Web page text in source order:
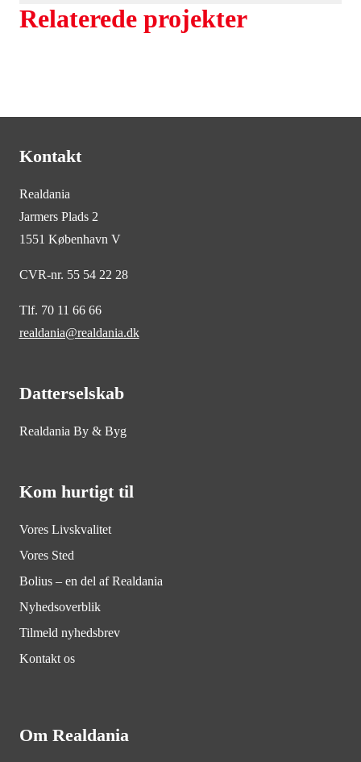
Relaterede projekter
Kontakt
Realdania
Jarmers Plads 2
1551 København V
CVR-nr. 55 54 22 28
Tlf. 70 11 66 66
realdania@realdania.dk
Datterselskab
Realdania By & Byg
Kom hurtigt til
Vores Livskvalitet
Vores Sted
Bolius – en del af Realdania
Nyhedsoverblik
Tilmeld nyhedsbrev
Kontakt os
Om Realdania